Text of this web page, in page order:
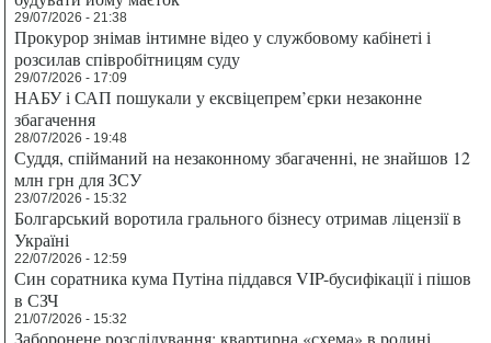
29/07/2026 - 21:38
Прокурор знімав інтимне відео у службовому кабінеті і
розсилав співробітницям суду
29/07/2026 - 17:09
НАБУ і САП пошукали у ексвіцепрем’єрки незаконне
збагачення
28/07/2026 - 19:48
Суддя, спійманий на незаконному збагаченні, не знайшов 12
млн грн для ЗСУ
23/07/2026 - 15:32
Болгарський воротила грального бізнесу отримав ліцензії в
Україні
22/07/2026 - 12:59
Син соратника кума Путіна піддався VIP-бусифікації і пішов
в СЗЧ
21/07/2026 - 15:32
Заборонене розслідування: квартирна «схема» в родині